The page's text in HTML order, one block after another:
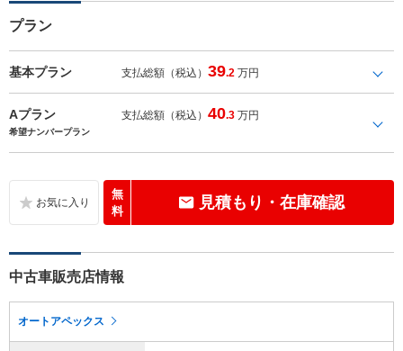
プラン
基本プラン 支払総額（税込）39.2 万円
Aプラン 支払総額（税込）40.3 万円
希望ナンバープラン
無
料
見積もり・在庫確認
中古車販売店情報
オートアペックス